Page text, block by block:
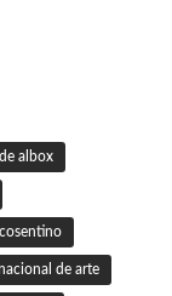
albox
cosentino
de arte